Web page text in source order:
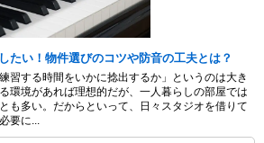
たい！物件選びのコツや防音の工夫とは？
習する時間をいかに捻出するか」というのは大き
環境があれば理想的だが、一人暮らしの部屋では
も多い。だからといって、日々スタジオを借りて
要に...